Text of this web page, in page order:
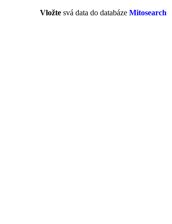
Vložte svá data do databáze Mitosearch